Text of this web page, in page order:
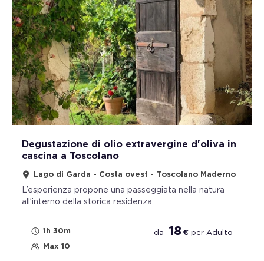
Degustazione di olio extravergine d'oliva in
cascina a Toscolano
Lago di Garda - Costa ovest - Toscolano Maderno
L’esperienza propone una passeggiata nella natura
all’interno della storica residenza
1h 30m
Max 10
da 18 € per Adulto